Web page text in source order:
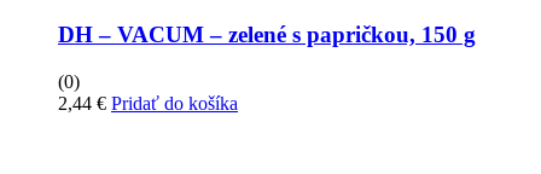
DH – VACUM – zelené s papričkou, 150 g
(0)
2,44 € Pridať do košíka